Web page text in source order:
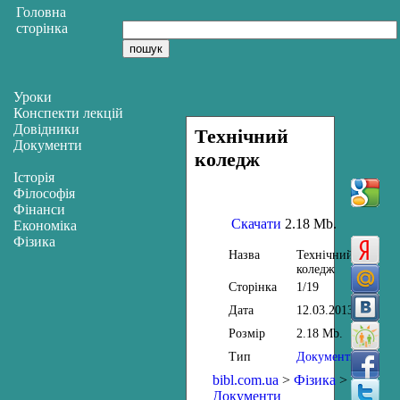
Технічний
коледж
Скачати 2.18 Mb.
Назва
Технічний
коледж
Сторінка
1/19
Дата
12.03.2013
Розмір
2.18 Mb.
Тип
Документи
bibl.com.ua > Фізика >
Документи
Уроки
Конспекти лекцій
Довідники
Документи
Історія
Філософія
Фінанси
Економіка
Фізика
Головна
сторінка